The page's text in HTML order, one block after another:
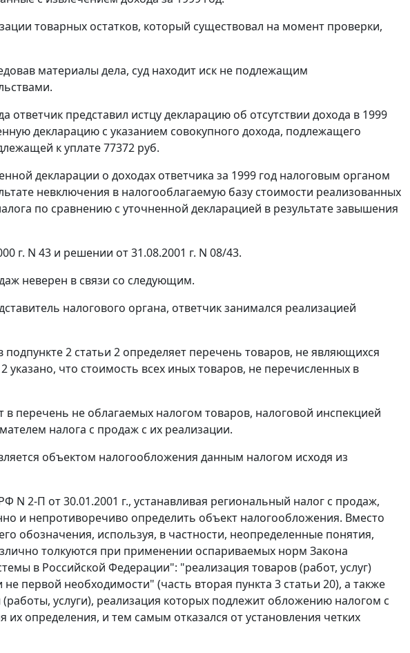
товарных остатков, который существовал на момент проверки,
материалы дела, суд находит иск не подлежащим
ответчик представил истцу декларацию об отсутствии дохода в 1999
декларацию с указанием совокупного дохода, подлежащего
к уплате 77372 руб.
декларации о доходах ответчика за 1999 год налоговым органом
невключения в налогооблагаемую базу стоимости реализованных
по сравнению с уточненной декларацией в результате завышения
г. N 43 и решении от 31.08.2001 г. N 08/43.
неверен в связи со следующим.
налогового органа, ответчик занимался реализацией
подпункте 2 статьи 2 определяет перечень товаров, не являющихся
указано, что стоимость всех иных товаров, не перечисленных в
в перечень не облагаемых налогом товаров, налоговой инспекцией
налога с продаж с их реализации.
объектом налогообложения данным налогом исходя из
N 2-П от 30.01.2001 г., устанавливая региональный налог с продаж,
и непротиворечиво определить объект налогообложения. Вместо
обозначения, используя, в частности, неопределенные понятия,
толкуются при применении оспариваемых норм Закона
в Российской Федерации": "реализация товаров (работ, услуг)
первой необходимости" (часть вторая пункта 3 статьи 20), а также
услуги), реализация которых подлежит обложению налогом с
определения, и тем самым отказался от установления четких